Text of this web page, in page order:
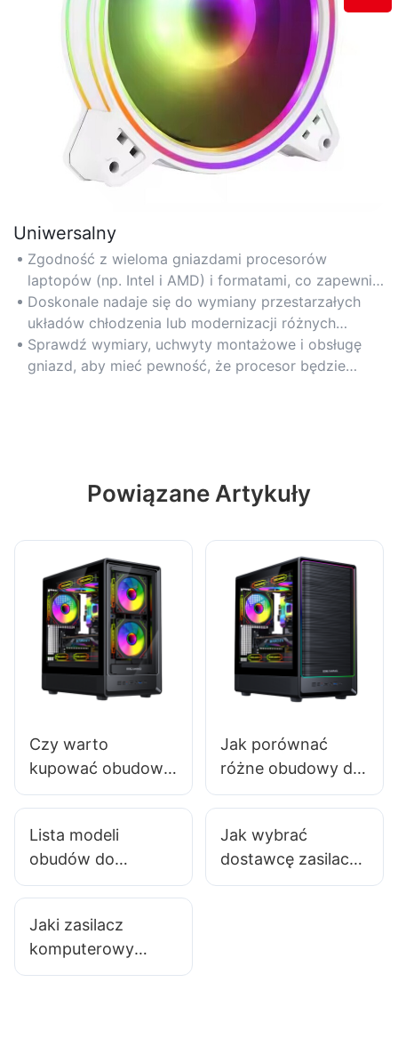
Uniwersalny
Zgodność z wieloma gniazdami procesorów
laptopów (np. Intel i AMD) i formatami, co zapewnia
możliwość dostosowania do różnych urządzeń.
Doskonale nadaje się do wymiany przestarzałych
układów chłodzenia lub modernizacji różnych
modeli laptopów, w tym ultrabooków i laptopów
gamingowych.
Sprawdź wymiary, uchwyty montażowe i obsługę
gniazd, aby mieć pewność, że procesor będzie
Powiązane Artykuły
Czy warto
kupować obudowy
komputerowe klasy
zamówieniach
hurtowych?
Jak porównać
różne obudowy do
komputerów do
porównawcza
Lista modeli
obudów do
komputerów
filtrami
przeciwkurzowymi
ułatwiającymi
Jak wybrać
dostawcę zasilacza
do swojego
Jaki zasilacz
komputerowy
najczęściej